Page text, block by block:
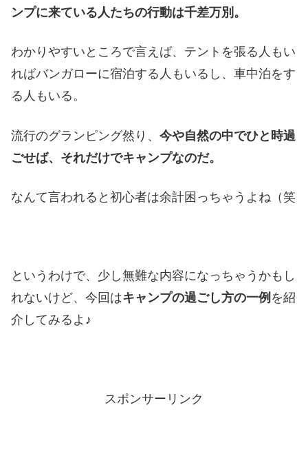
ンプに来ている人たちの行動は千差万別。
わかりやすいところで言えば、テントを張る人もい
ればバンガローに宿泊する人もいるし、車中泊をす
る人もいる。
流行のグランピング然り、 今や自然の中でひと時過
ごせば、それだけでキャンプなのだ。
なんて言われると初心者は余計困っちゃうよね（笑
というわけで、少し無難な内容になっちゃうかもし
れないけど、今回はキャンプの過ごし方の一例 を紹
介してみるよ♪
スポンサーリンク